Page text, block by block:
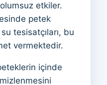
etkiler.
petek
tesisatçıları, bu
vermektedir.
içinde